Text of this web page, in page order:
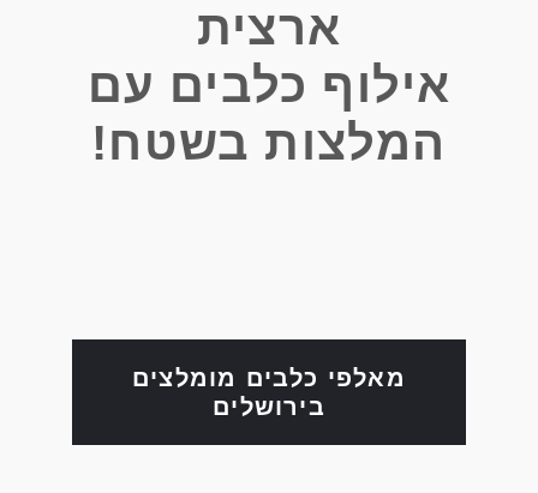
ארצית
אילוף כלבים עם
המלצות בשטח!
מאלפי כלבים מומלצים
בירושלים